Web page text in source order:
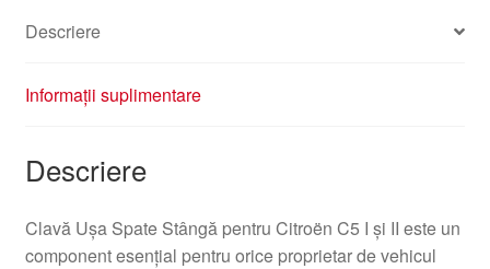
9631831077
EKQD
Descriere
Informații suplimentare
Descriere
Clavă Ușa Spate Stângă pentru Citroën C5 I și II este un
component esențial pentru orice proprietar de vehicul